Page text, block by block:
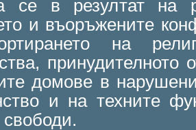
се в резултат на
и въоръжените
на
принудителното
домове в
и на техните